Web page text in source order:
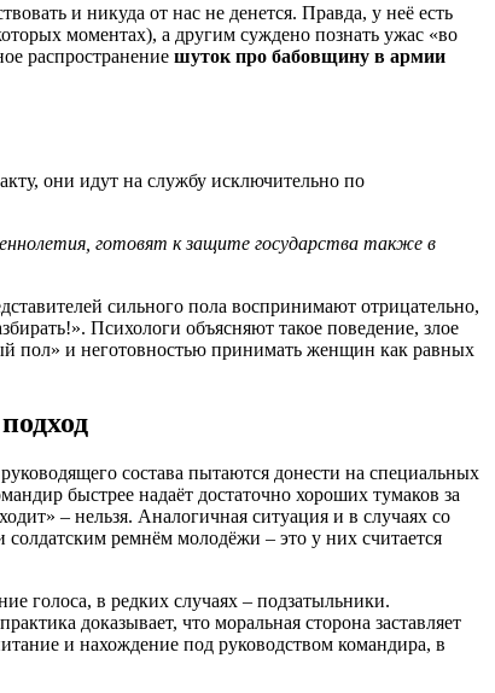
и никуда от нас не денется. Правда, у неё есть
моментах), а другим суждено познать ужас «во
распространение шуток про бабовщину в армии
они идут на службу исключительно по
готовят к защите государства также в
сильного пола воспринимают отрицательно,
Психологи объясняют такое поведение, злое
пол» и неготовностью принимать женщин как равных
состава пытаются донести на специальных
быстрее надаёт достаточно хороших тумаков за
– нельзя. Аналогичная ситуация и в случаях со
ремнём молодёжи – это у них считается
голоса, в редких случаях – подзатыльники.
доказывает, что моральная сторона заставляет
и нахождение под руководством командира, в